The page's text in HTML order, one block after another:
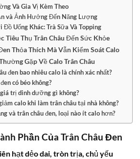
Và Gia Vị Kèm Theo
và Ảnh Hưởng Đến Năng Lượng
Uống Khác: Trà Sữa Và Topping
Tiêu Thụ Trân Châu Đến Sức Khỏe
Thỏa Thích Mà Vẫn Kiểm Soát Calo
Gặp Về Calo Trân Châu
đen bao nhiêu calo là chính xác nhất?
có béo không?
trị dinh dưỡng gì không?
calo khi làm trân châu tại nhà không?
và trân châu đen, loại nào ít calo hơn?
Phần Của Trân Châu Đen
hạt dẻo dai, tròn trịa, chủ yếu